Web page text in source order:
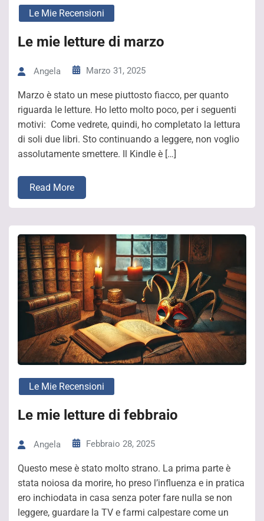
Le Mie Recensioni
Le mie letture di marzo
Angela Marzo 31, 2025
Marzo è stato un mese piuttosto fiacco, per quanto
riguarda le letture. Ho letto molto poco, per i seguenti
motivi: Come vedrete, quindi, ho completato la lettura
di soli due libri. Sto continuando a leggere, non voglio
assolutamente smettere. Il Kindle è […]
Read More
Le Mie Recensioni
Le mie letture di febbraio
Angela Febbraio 28, 2025
Questo mese è stato molto strano. La prima parte è
stata noiosa da morire, ho preso l’influenza e in pratica
ero inchiodata in casa senza poter fare nulla se non
leggere, guardare la TV e farmi calpestare come un